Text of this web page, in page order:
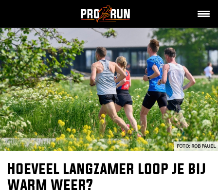
FOTO: ROB PAUEL
Hoeveel langzamer loop je bij
warm weer?